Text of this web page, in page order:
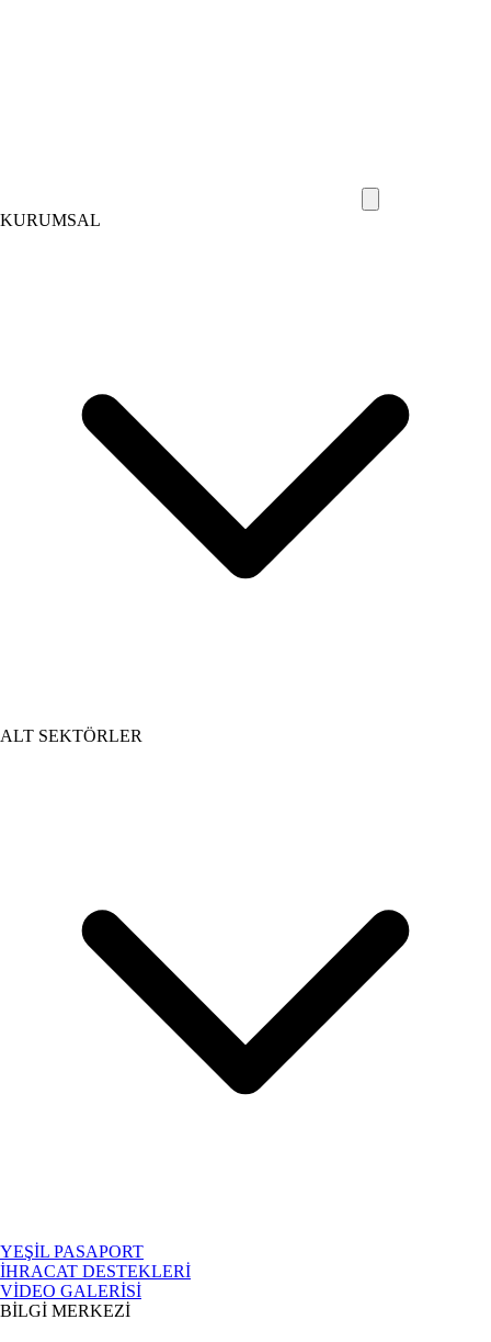
KURUMSAL
ALT SEKTÖRLER
YEŞİL PASAPORT
İHRACAT DESTEKLERİ
VİDEO GALERİSİ
BİLGİ MERKEZİ